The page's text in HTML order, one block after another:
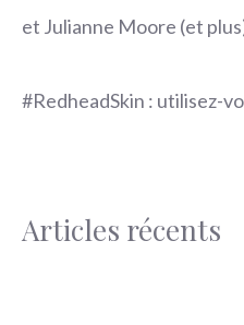
et Julianne Moore (et
#RedheadSkin : utilisez-
Articles récents